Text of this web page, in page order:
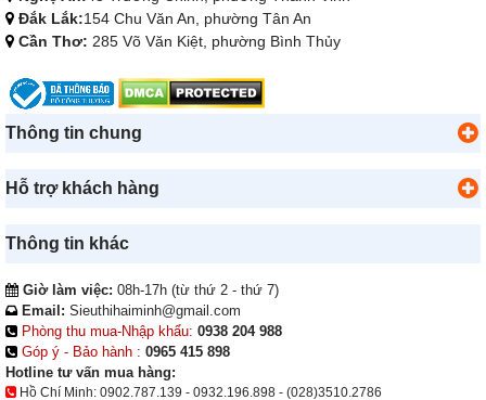
Đắk Lắk:154 Chu Văn An, phường Tân An
Cần Thơ: 285 Võ Văn Kiệt, phường Bình Thủy
Thông tin chung
Hỗ trợ khách hàng
Thông tin khác
Giờ làm việc: 08h-17h (từ thứ 2 - thứ 7)
Email: Sieuthihaiminh@gmail.com
Phòng thu mua-Nhập khẩu: 0938 204 988
Góp ý - Bảo hành : 0965 415 898
Hotline tư vấn mua hàng:
Hồ Chí Minh: 0902.787.139 - 0932.196.898 - (028)3510.2786